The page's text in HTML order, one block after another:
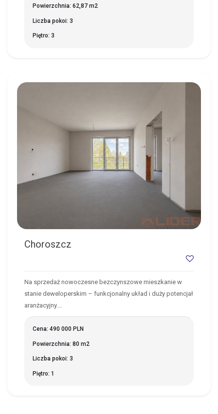
Powierzchnia: 62,87 m2
Liczba pokoi: 3
Piętro: 3
Choroszcz
Na sprzedaż nowoczesne bezczynszowe mieszkanie w
stanie deweloperskim – funkcjonalny układ i duży potencjał
aranżacyjny.…
Cena: 490 000 PLN
Powierzchnia: 80 m2
Liczba pokoi: 3
Piętro: 1